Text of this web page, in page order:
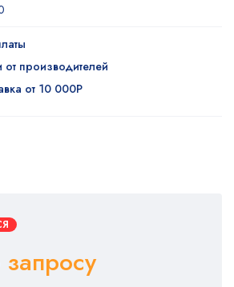
производителей
от 10 000Р